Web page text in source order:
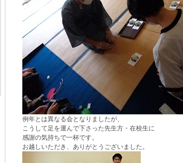
例年とは異なる会となりましたが、
こうして足を運んで下さった先生方・在校生に
感謝の気持ちで一杯です。
お越しいただき、ありがとうございました。